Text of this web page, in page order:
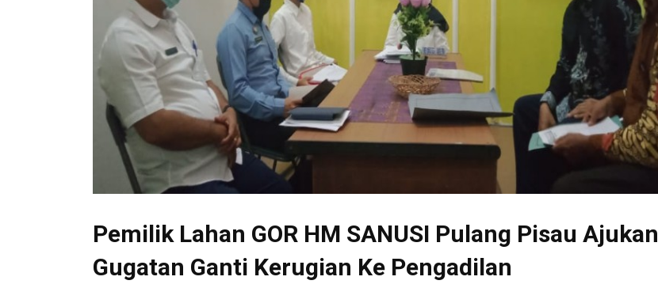
Pemilik Lahan GOR HM SANUSI Pulang Pisau Ajukan
Gugatan Ganti Kerugian Ke Pengadilan